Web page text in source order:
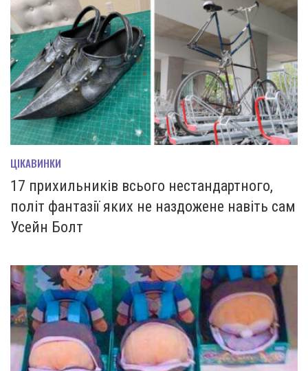
ЦІКАВИНКИ
17 прихильників всього нестандартного,
політ фантазії яких не наздожене навіть сам
Усейн Болт